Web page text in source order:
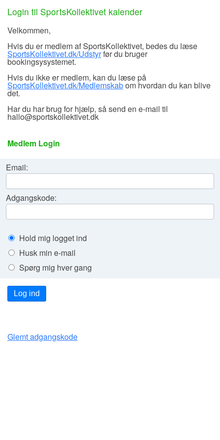
Login til SportsKollektivet kalender
Velkommen,
Hvis du er medlem af SportsKollektivet, bedes du læse
SportsKollektivet.dk/Udstyrfør du bruger
bookingsysystemet.
Hvis du ikke er medlem, kan du læse på
SportsKollektivet.dk/Medlemskabom hvordan du kan blive
det.
Har du har brug for hjælp, så send en e-mail til
hallo@sportskollektivet.dk
Medlem Login
Email:
Adgangskode:
Hold mig logget ind
Husk min e-mail
Spørg mig hver gang
Log ind
Glemt adgangskode